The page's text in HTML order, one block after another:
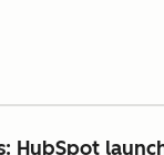
HubSpot